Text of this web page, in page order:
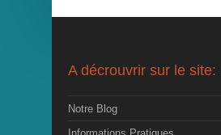
A décrouvrir sur le site:
Notre Blog